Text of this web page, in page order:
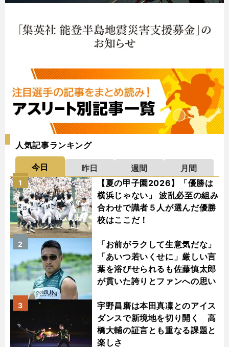
人気記事ランキング
今日 昨日 週間
月間
【夏の甲子園2026】「優勝は
横浜じゃない」 波乱必至の組み
合わせで識者５人が選んだ優勝
校はここだ！
1
「お前がラクして生意気だな」
「あいつ若いくせに」厳しい言
葉を浴びせられるも佐藤慎太郎
が貫いた誇りとファンへの思い
2
宇野昌磨は本田真凜とのアイス
ダンスで新境地を切り開く 高
橋大輔の証言とも重なる課題と
楽しさ
3